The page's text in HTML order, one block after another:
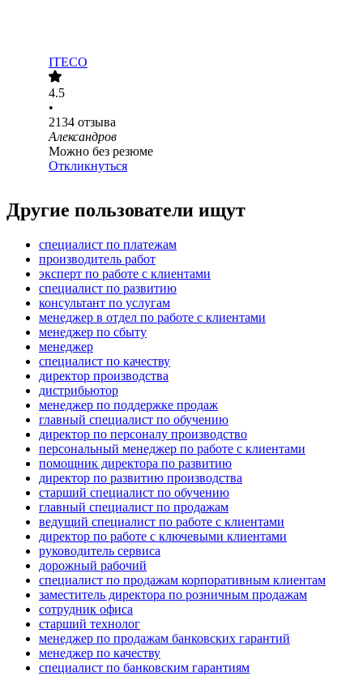
ITECO
4.5
•
2134 отзыва
Александров
Можно без резюме
Откликнуться
Другие пользователи ищут
специалист по платежам
производитель работ
эксперт по работе с клиентами
специалист по развитию
консультант по услугам
менеджер в отдел по работе с клиентами
менеджер по сбыту
менеджер
специалист по качеству
директор производства
дистрибьютор
менеджер по поддержке продаж
главный специалист по обучению
директор по персоналу производство
персональный менеджер по работе с клиентами
помощник директора по развитию
директор по развитию производства
старший специалист по обучению
главный специалист по продажам
ведущий специалист по работе с клиентами
директор по работе с ключевыми клиентами
руководитель сервиса
дорожный рабочий
специалист по продажам корпоративным клиентам
заместитель директора по розничным продажам
сотрудник офиса
старший технолог
менеджер по продажам банковских гарантий
менеджер по качеству
специалист по банковским гарантиям